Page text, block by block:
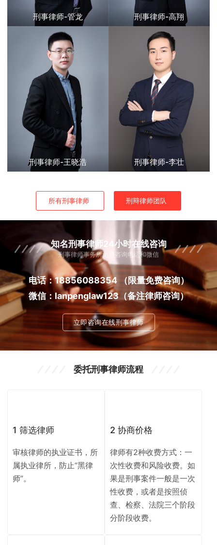
刑事律师-管龙 刑事律师-高翔
刑事律师-王晓浩 刑事律师-李壮
所有刑事律师 刑辩律师团队
知名刑事律师24小时在线咨询
刑事律师事务所免费咨询电话和微信
电话：18856088354（限量免费咨询）
微信：lanpenglaw123（备注律师咨询）
立即咨询在线刑事律师
委托刑事律师流程
1 筛选律师
审核律师的执业证书，所
属执业律所，防止“黑律
师”。
2 协商价格
律师有2种收费方式：一
次性收费和风险收费。如
果是刑事案件一般是一次
性收费，或者是按照侦
查、检察、法院三个阶段
分阶段收费。